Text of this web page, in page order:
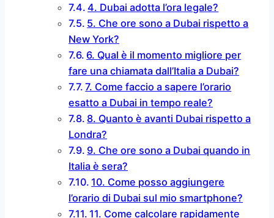
4. Dubai adotta l’ora legale?
5. Che ore sono a Dubai rispetto a
New York?
6. Qual è il momento migliore per
fare una chiamata dall’Italia a Dubai?
7. Come faccio a sapere l’orario
esatto a Dubai in tempo reale?
8. Quanto è avanti Dubai rispetto a
Londra?
9. Che ore sono a Dubai quando in
Italia è sera?
10. Come posso aggiungere
l’orario di Dubai sul mio smartphone?
11. Come calcolare rapidamente